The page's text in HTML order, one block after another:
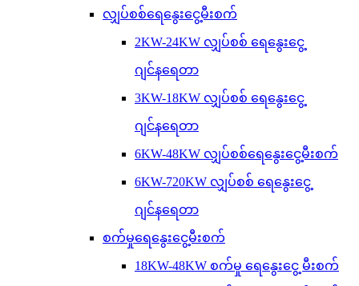
လျှပ်စစ်ရေနွေးငွေ့မီးစက်
2KW-24KW လျှပ်စစ် ရေနွေးငွေ့
ဂျင်နရေတာ
3KW-18KW လျှပ်စစ် ရေနွေးငွေ့
ဂျင်နရေတာ
6KW-48KW လျှပ်စစ်ရေနွေးငွေ့မီးစက်
6KW-720KW လျှပ်စစ် ရေနွေးငွေ့
ဂျင်နရေတာ
စက်မှုရေနွေးငွေ့မီးစက်
18KW-48KW စက်မှု ရေနွေးငွေ့ မီးစက်